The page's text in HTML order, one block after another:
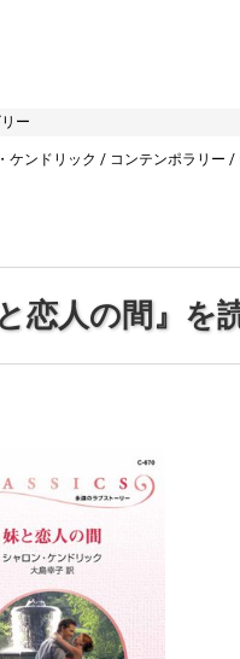
ー
ケンドリック / コンテンポラリー /
と恋人の間』を